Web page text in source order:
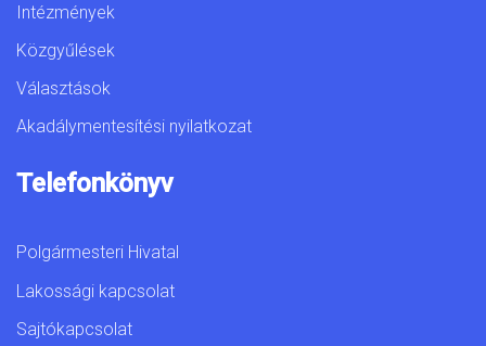
Intézmények
Közgyűlések
Választások
Akadálymentesítési nyilatkozat
Telefonkönyv
Polgármesteri Hivatal
Lakossági kapcsolat
Sajtókapcsolat